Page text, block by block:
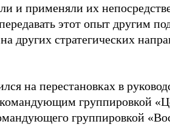
и применяли их
этот опыт другим
других стратегических
на перестановках в
группировкой
группировкой